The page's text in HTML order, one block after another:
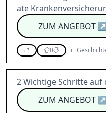
ate
ZUM ANGEBOT
0 [+]
2 Wichtige Schritte auf
ZUM ANGEBOT